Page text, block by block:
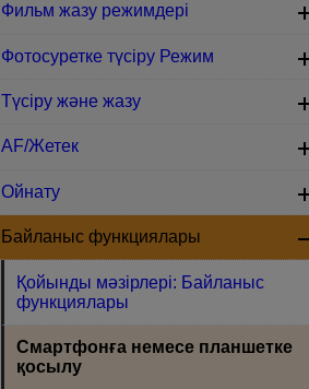
Фильм жазу режимдері
Фотосуретке түсіру Режим
Түсіру және жазу
AF/Жетек
Ойнату
Байланыс функциялары
Қойынды мәзірлері: Байланыс
функциялары
Смартфонға немесе планшетке
қосылу